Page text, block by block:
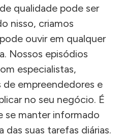
qualidade pode ser
nisso, criamos
ouvir em qualquer
Nossos episódios
especialistas,
de empreendedores e
no seu negócio. É
se manter informado
suas tarefas diárias.